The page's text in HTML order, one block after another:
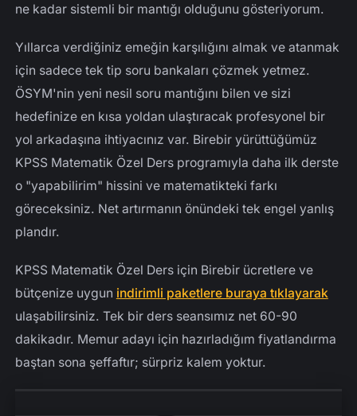
ne kadar sistemli bir mantığı olduğunu gösteriyorum.
Yıllarca verdiğiniz emeğin karşılığını almak ve atanmak
için sadece tek tip soru bankaları çözmek yetmez.
ÖSYM'nin yeni nesil soru mantığını bilen ve sizi
hedefinize en kısa yoldan ulaştıracak profesyonel bir
yol arkadaşına ihtiyacınız var. Birebir yürüttüğümüz
KPSS Matematik Özel Ders programıyla daha ilk derste
o "yapabilirim" hissini ve matematikteki farkı
göreceksiniz. Net artırmanın önündeki tek engel yanlış
plandır.
KPSS Matematik Özel Ders için Birebir ücretlere ve
bütçenize uygun indirimli paketlere buraya tıklayarak
ulaşabilirsiniz. Tek bir ders seansımız net 60-90
dakikadır. Memur adayı için hazırladığım fiyatlandırma
baştan sona şeffaftır; sürpriz kalem yoktur.